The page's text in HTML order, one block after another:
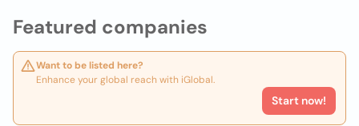
Featured companies
Want to be listed here?
Enhance your global reach with iGlobal.
Start now!